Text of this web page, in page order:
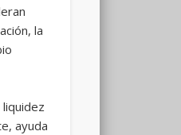
la
ayuda